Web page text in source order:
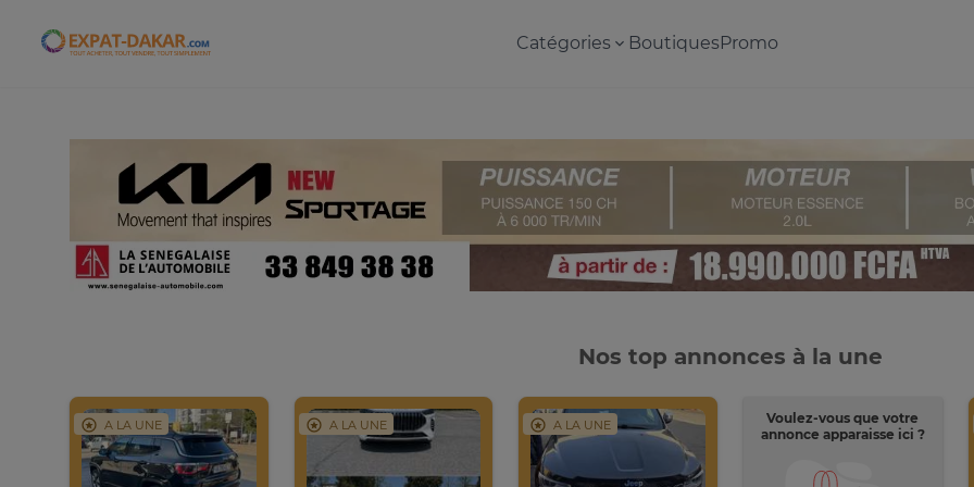
Expat-Dakar Catégories BoutiquesPromo
Nos top annonces à la une
A LA UNE A LA UNE A LA UNE
Voulez-vous que votre
annonce apparaisse ici ?